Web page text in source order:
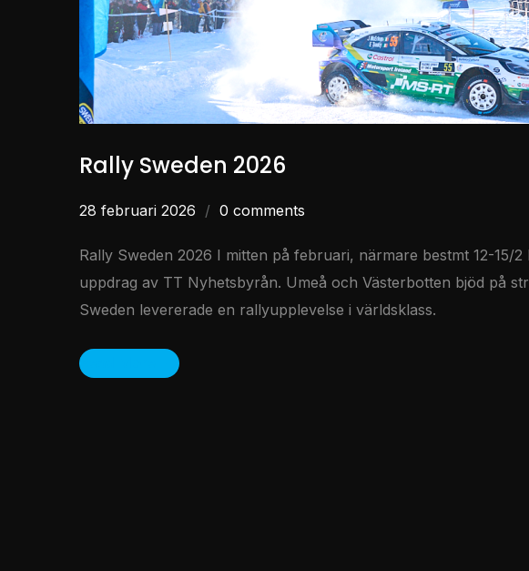
Rally Sweden 2026
28 februari 2026 0 comments
Rally Sweden 2026 I mitten på februari, närmare bestmt 12-15/
uppdrag av TT Nyhetsbyrån. Umeå och Västerbotten bjöd på
Sweden levererade en rallyupplevelse i världsklass.
Read More